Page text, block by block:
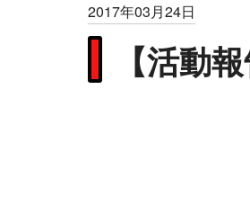
2017年03月24日
【活動